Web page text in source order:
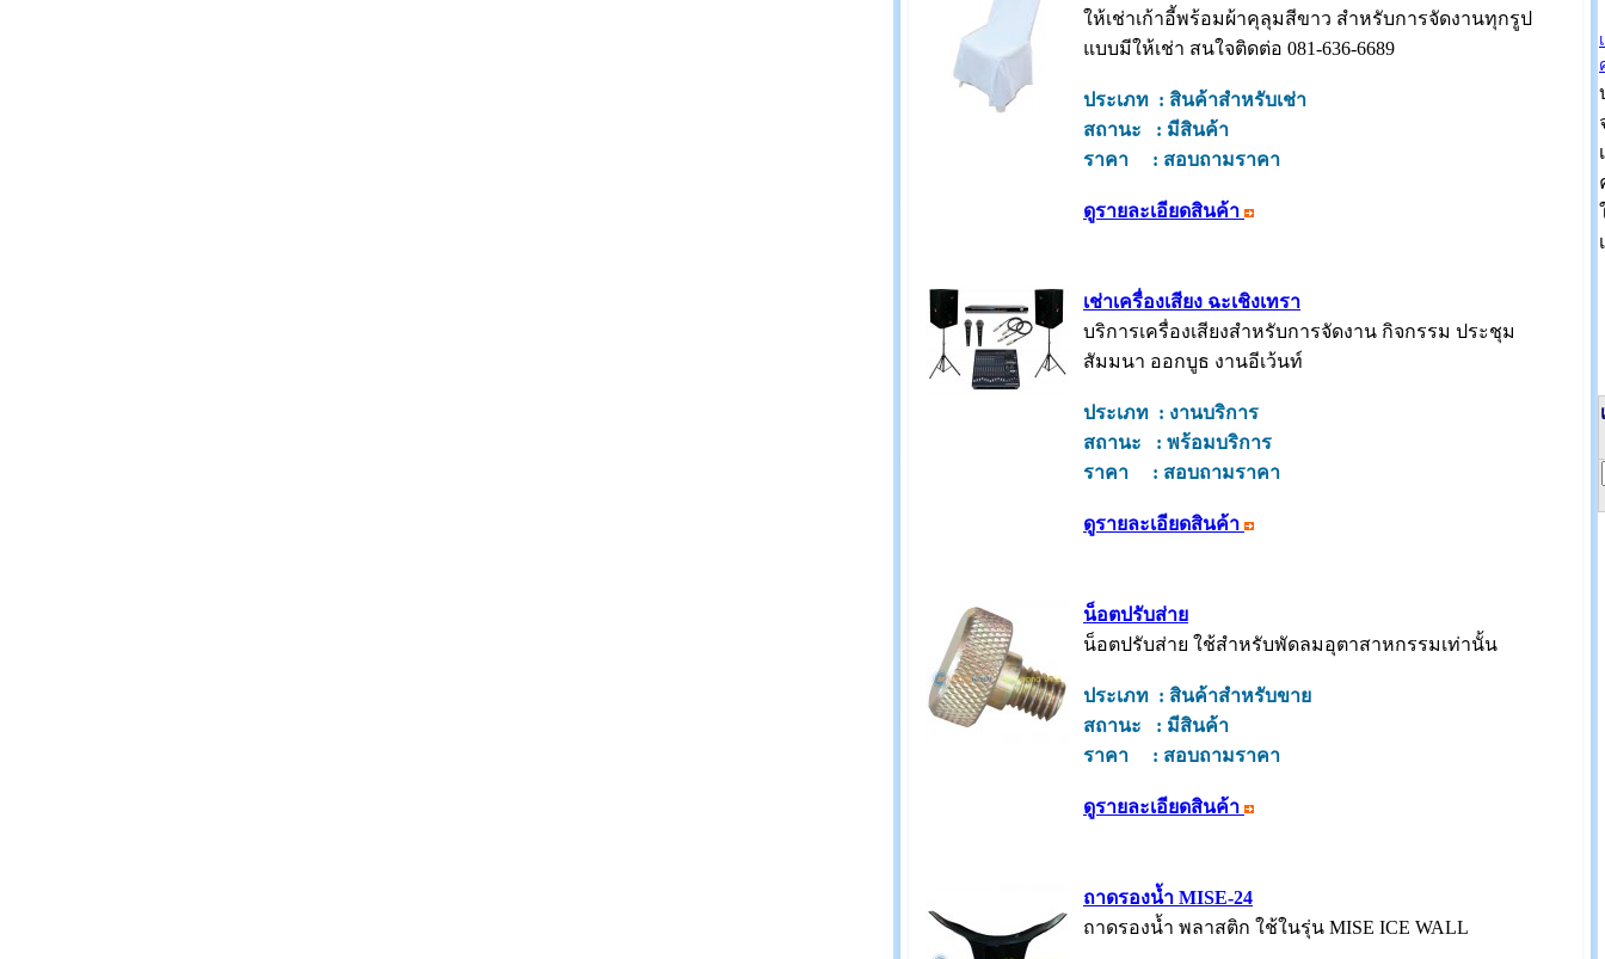
ให้เช่าเก้าอี้พร้อมผ้าคุลุมสีขาว สำหรับการจัดงานทุกรูป
แบบมีให้เช่า สนใจติดต่อ 081-636-6689
ประเภท : สินค้าสำหรับเช่า
สถานะ : มีสินค้า
ราคา : สอบถามราคา
ดูรายละเอียดสินค้า
เช่าเครื่องเสียง ฉะเชิงเทรา
บริการเครื่องเสียงสำหรับการจัดงาน กิจกรรม ประชุม
สัมมนา ออกบูธ งานอีเว้นท์
ประเภท : งานบริการ
สถานะ : พร้อมบริการ
ราคา : สอบถามราคา
ดูรายละเอียดสินค้า
น็อตปรับส่าย
น็อตปรับส่าย ใช้สำหรับพัดลมอุตาสาหกรรมเท่านั้น
ประเภท : สินค้าสำหรับขาย
สถานะ : มีสินค้า
ราคา : สอบถามราคา
ดูรายละเอียดสินค้า
ถาดรองน้ำ MISE-24
ถาดรองน้ำ พลาสติก ใช้ในรุ่น MISE ICE WALL